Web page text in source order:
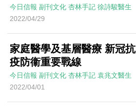
今日信報 副刊文化 杏林手記 徐詩駿醫生
2022/04/29
家庭醫學及基層醫療 新冠抗
疫防衞重要戰線
今日信報 副刊文化 杏林手記 袁兆文醫生
2022/04/01